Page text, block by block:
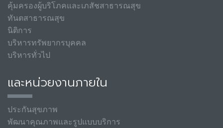
คุ้มครองผู้บริโภคและเภสัชสาธารณสุข
ทันตสาธารณสุข
นิติการ
บริหารทรัพยากรบุคคล
บริหารทั่วไป
และหน่วยงานภายใน
ประกันสุขภาพ
พัฒนาคุณภาพและรูปแบบบริการ